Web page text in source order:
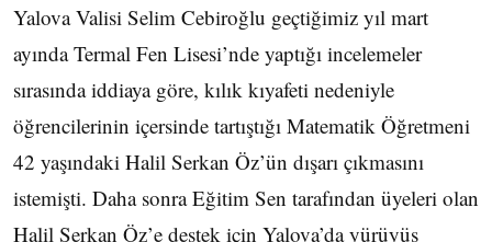
Yalova Valisi Selim Cebiroğlu geçtiğimiz yıl mart
ayında Termal Fen Lisesi’nde yaptığı incelemeler
sırasında iddiaya göre, kılık kıyafeti nedeniyle
öğrencilerinin içersinde tartıştığı Matematik Öğretmeni
42 yaşındaki Halil Serkan Öz’ün dışarı çıkmasını
istemişti. Daha sonra Eğitim Sen tarafından üyeleri olan
Halil Serkan Öz’e destek için Yalova’da yürüyüş